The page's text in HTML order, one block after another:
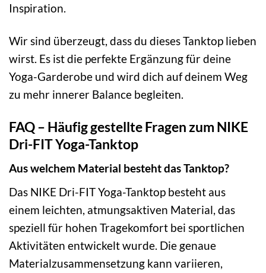
Inspiration.
Wir sind überzeugt, dass du dieses Tanktop lieben
wirst. Es ist die perfekte Ergänzung für deine
Yoga-Garderobe und wird dich auf deinem Weg
zu mehr innerer Balance begleiten.
FAQ – Häufig gestellte Fragen zum NIKE
Dri-FIT Yoga-Tanktop
Aus welchem Material besteht das Tanktop?
Das NIKE Dri-FIT Yoga-Tanktop besteht aus
einem leichten, atmungsaktiven Material, das
speziell für hohen Tragekomfort bei sportlichen
Aktivitäten entwickelt wurde. Die genaue
Materialzusammensetzung kann variieren,